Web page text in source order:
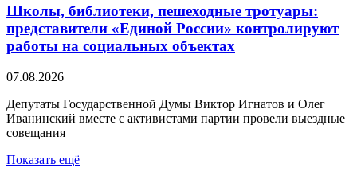
Школы, библиотеки, пешеходные тротуары:
представители «Единой России» контролируют
работы на социальных объектах
07.08.2026
Депутаты Государственной Думы Виктор Игнатов и Олег
Иванинский вместе с активистами партии провели выездные
совещания
Показать ещё